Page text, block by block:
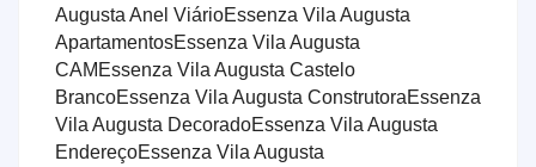
Augusta Anel ViárioEssenza Vila Augusta
ApartamentosEssenza Vila Augusta
CAM Essenza Vila Augusta Castelo
BrancoEssenza Vila Augusta ConstrutoraEssenza
Vila Augusta DecoradoEssenza Vila Augusta
EndereçoEssenza Vila Augusta